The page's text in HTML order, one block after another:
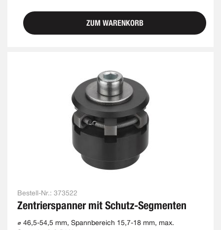
ZUM WARENKORB
Bestell-Nr.: 373522
Zentrierspanner mit Schutz-Segmenten
⌀ 46,5-54,5 mm, Spannbereich 15,7-18 mm, max.